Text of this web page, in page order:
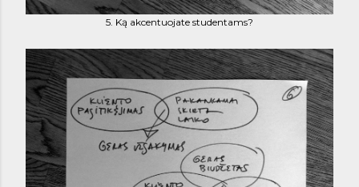
5. Ką akcentuojate studentams?